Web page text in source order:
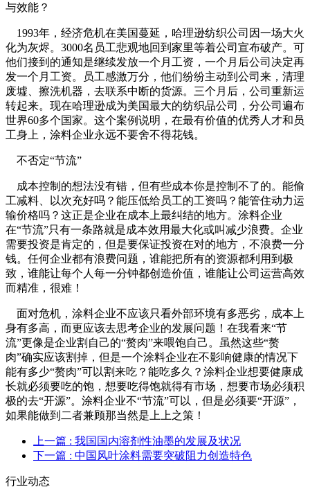
与效能？
1993年，经济危机在美国蔓延，哈理逊纺织公司因一场大火
化为灰烬。3000名员工悲观地回到家里等着公司宣布破产。可
他们接到的通知是继续发放一个月工资，一个月后公司决定再
发一个月工资。员工感激万分，他们纷纷主动到公司来，清理
废墟、擦洗机器，去联系中断的货源。三个月后，公司重新运
转起来。现在哈理逊成为美国最大的纺织品公司，分公司遍布
世界60多个国家。这个案例说明，在最有价值的优秀人才和员
工身上，涂料企业永远不要舍不得花钱。
不否定“节流”
成本控制的想法没有错，但有些成本你是控制不了的。能偷
工减料、以次充好吗？能压低给员工的工资吗？能管住动力运
输价格吗？这正是企业在成本上最纠结的地方。涂料企业
在“节流”只有一条路就是成本效用最大化或叫减少浪费。企业
需要投资是肯定的，但是要保证投资在对的地方，不浪费一分
钱。任何企业都有浪费问题，谁能把所有的资源都利用到极
致，谁能让每个人每一分钟都创造价值，谁能让公司运营高效
而精准，很难！
面对危机，涂料企业不应该只看外部环境有多恶劣，成本上
身有多高，而更应该去思考企业的发展问题！在我看来“节
流”更像是企业割自己的“赘肉”来喂饱自己。虽然这些“赘
肉”确实应该割掉，但是一个涂料企业在不影响健康的情况下
能有多少“赘肉”可以割来吃？能吃多久？涂料企业想要健康成
长就必须要吃的饱，想要吃得饱就得有市场，想要市场必须积
极的去“开源”。涂料企业不“节流”可以，但是必须要“开源”，
如果能做到二者兼顾那当然是上上之策！
上一篇 : 我国国内溶剂性油墨的发展及状况
下一篇 : 中国风叶涂料需要突破阻力创造特色
行业动态